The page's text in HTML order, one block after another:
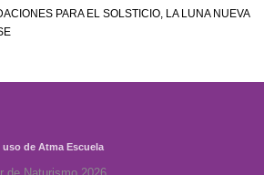
PARA EL SOLSTICIO, LA LUNA NUEVA
de Atma Escuela